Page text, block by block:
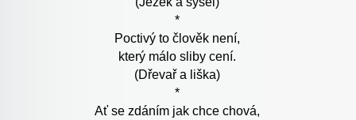
*
Poctivý to člověk není,
který málo sliby cení.
(Dřevař a liška)
*
Ať se zdáním jak chce chová,